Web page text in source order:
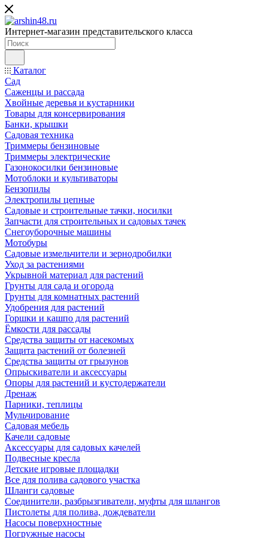
Интернет-магазин представительского класса
Каталог
Сад
Саженцы и рассада
Хвойные деревья и кустарники
Товары для консервирования
Банки, крышки
Садовая техника
Триммеры бензиновые
Триммеры электрические
Газонокосилки бензиновые
Мотоблоки и культиваторы
Бензопилы
Электропилы цепные
Садовые и строительные тачки, носилки
Запчасти для строительных и садовых тачек
Снегоуборочные машины
Мотобуры
Садовые измельчители и зернодробилки
Уход за растениями
Укрывной материал для растений
Грунты для сада и огорода
Грунты для комнатных растений
Удобрения для растений
Горшки и кашпо для растений
Ёмкости для рассады
Средства защиты от насекомых
Защита растений от болезней
Средства защиты от грызунов
Опрыскиватели и аксессуары
Опоры для растений и кустодержатели
Дренаж
Парники, теплицы
Мульчирование
Садовая мебель
Качели садовые
Аксессуары для садовых качелей
Подвесные кресла
Детские игровые площадки
Все для полива садового участка
Шланги садовые
Соединители, разбрызгиватели, муфты для шлангов
Пистолеты для полива, дождеватели
Насосы поверхностные
Погружные насосы